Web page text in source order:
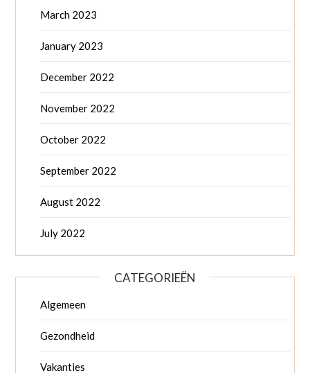
March 2023
January 2023
December 2022
November 2022
October 2022
September 2022
August 2022
July 2022
CATEGORIEËN
Algemeen
Gezondheid
Vakanties